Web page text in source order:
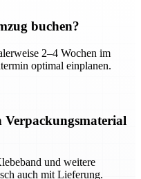
buchen?
2–4 Wochen im
optimal einplanen.
und weitere
auch mit Lieferung.